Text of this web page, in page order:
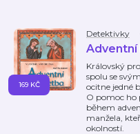
Detektivky
Královský
spolu se
ocitne jedné
O pomoc ho
během
manžela,
okolností.
169 KČ